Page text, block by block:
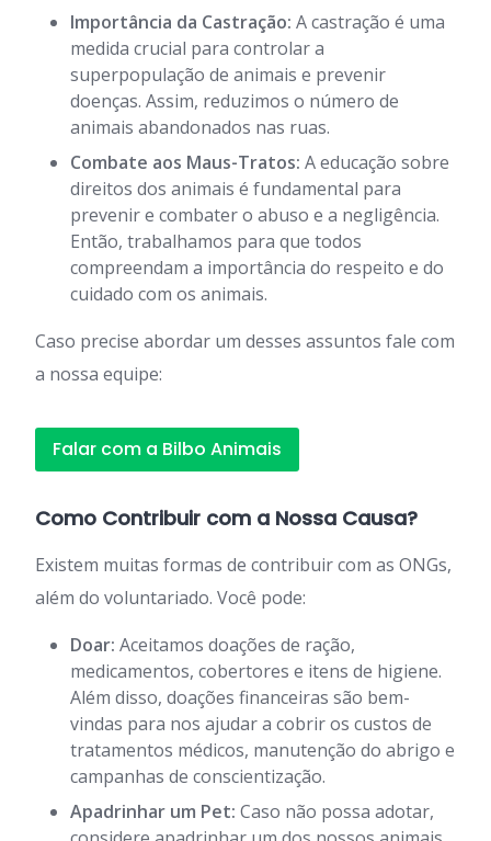
Importância da Castração: A castração é uma
medida crucial para controlar a
superpopulação de animais e prevenir
doenças. Assim, reduzimos o número de
animais abandonados nas ruas.
Combate aos Maus-Tratos: A educação sobre
direitos dos animais é fundamental para
prevenir e combater o abuso e a negligência.
Então, trabalhamos para que todos
compreendam a importância do respeito e do
cuidado com os animais.
Caso precise abordar um desses assuntos fale com
a nossa equipe:
Falar com a Bilbo Animais
Como Contribuir com a Nossa Causa?
Existem muitas formas de contribuir com as ONGs,
além do voluntariado. Você pode:
Doar: Aceitamos doações de ração,
medicamentos, cobertores e itens de higiene.
Além disso, doações financeiras são bem-
vindas para nos ajudar a cobrir os custos de
tratamentos médicos, manutenção do abrigo e
campanhas de conscientização.
Apadrinhar um Pet: Caso não possa adotar,